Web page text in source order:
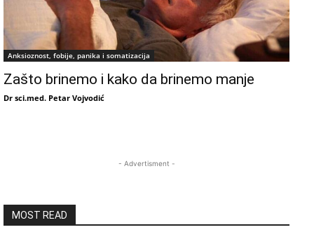
Anksioznost, fobije, panika i somatizacija
Zašto brinemo i kako da brinemo manje
Dr sci.med. Petar Vojvodić
- Advertisment -
MOST READ